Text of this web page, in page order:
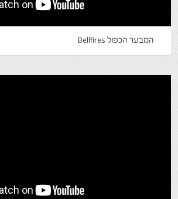
המבער הכפול ‬‏Bellfires ‬‏